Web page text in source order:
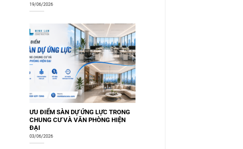
19/06/2026
ƯU ĐIỂM SÀN DỰ ỨNG LỰC TRONG
CHUNG CƯ VÀ VĂN PHÒNG HIỆN
ĐẠI
03/06/2026